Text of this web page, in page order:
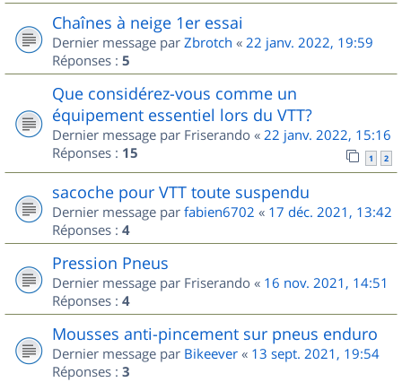
Chaînes à neige 1er essai
Dernier message par Zbrotch « 22 janv. 2022, 19:59
Réponses : 5
Que considérez-vous comme un
équipement essentiel lors du VTT?
Dernier message par Friserando « 22 janv. 2022, 15:16
Réponses : 15 1 2
sacoche pour VTT toute suspendu
Dernier message par fabien6702 « 17 déc. 2021, 13:42
Réponses : 4
Pression Pneus
Dernier message par Friserando « 16 nov. 2021, 14:51
Réponses : 4
Mousses anti-pincement sur pneus enduro
Dernier message par Bikeever « 13 sept. 2021, 19:54
Réponses : 3